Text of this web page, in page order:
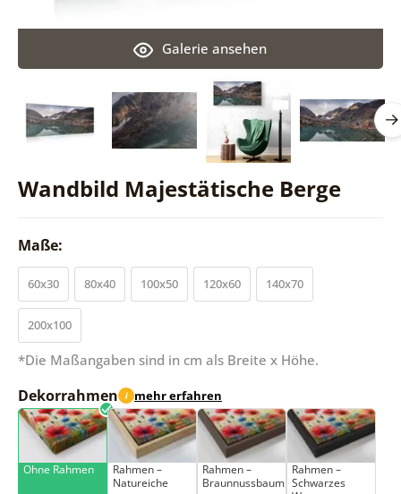
Wandbild Majestätische Berge
Galerie ansehen
Maße:
60x30 80x40 100x50 120x60 140x70
200x100
*Die Maßangaben sind in cm als Breite x Höhe.
Dekorrahmen i mehr erfahren
Ohne Rahmen
Rahmen –
Natureiche
Rahmen –
Braunnussbaum
Rahmen –
Schwarzes